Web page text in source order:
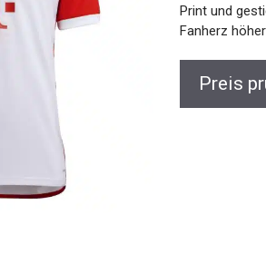
Print und
Fanherz
Preis